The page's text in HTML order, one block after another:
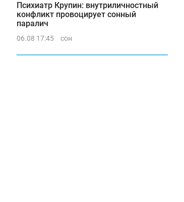
Психиатр Крупин: внутриличностный
конфликт провоцирует сонный
паралич
06.08 17:45 сон